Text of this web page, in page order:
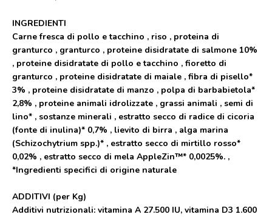
INGREDIENTI
Carne fresca di pollo e tacchino , riso , proteina di
granturco , granturco , proteine disidratate di salmone 10%
, proteine disidratate di pollo e tacchino , fioretto di
granturco , proteine disidratate di maiale , fibra di pisello*
3% , proteine disidratate di manzo , polpa di barbabietola*
2,8% , proteine animali idrolizzate , grassi animali , semi di
lino* , sostanze minerali , estratto secco di radice di cicoria
(fonte di inulina)* 0,7% , lievito di birra , alga marina
(Schizochytrium spp.)* , estratto secco di mirtillo rosso*
0,02% , estratto secco di mela AppleZin™* 0,0025%. ,
*Ingredienti specifici di origine naturale
ADDITIVI (per Kg)
Additivi nutrizionali: vitamina A 27.500 IU, vitamina D3 1.600